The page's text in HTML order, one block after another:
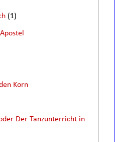
(1)
Korn
Der Tanzunterricht in